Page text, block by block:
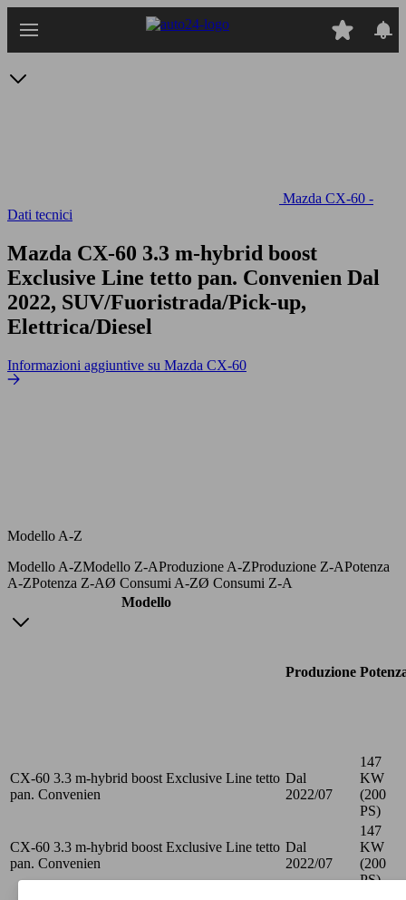
Mazda CX-60 -
Dati tecnici
Mazda CX-60 3.3 m-hybrid boost
Exclusive Line tetto pan. Convenien Dal
2022, SUV/Fuoristrada/Pick-up,
Elettrica/Diesel
Informazioni aggiuntive su Mazda CX-60
Modello A-Z
Modello A-ZModello Z-AProduzione A-ZProduzione Z-APotenza
A-ZPotenza Z-AØ Consumi A-ZØ Consumi Z-A
Modello
Produzione
CX-60 3.3 m-hybrid boost Exclusive Line tetto
pan. Convenien
Dal
2022/07
147
KW
(200
PS)
CX-60 3.3 m-hybrid boost Exclusive Line tetto
pan. Convenien
Dal
2022/07
147
KW
(200
PS)